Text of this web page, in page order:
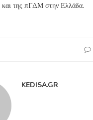
και της πΓΔΜ στην Ελλάδα.
KEDISA.GR